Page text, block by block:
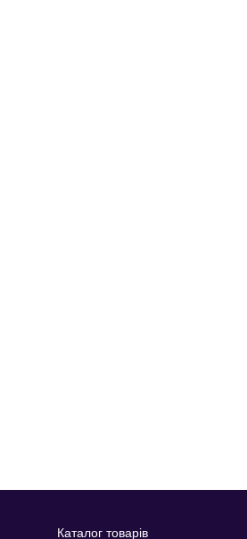
Каталог товарів